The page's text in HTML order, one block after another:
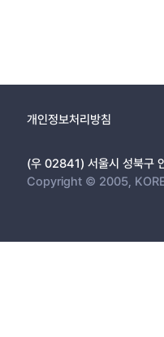
개인정보처리방침
(우 02841) 서울시 성북구
Copyright © 2005,